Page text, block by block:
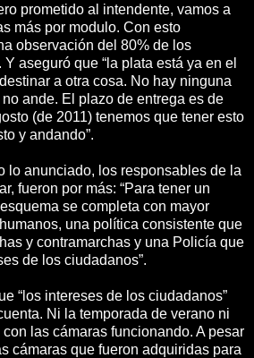
prometido al intendente, vamos a
más por modulo. Con esto
observación del 80% de los
aseguró que “la plata está ya en el
a otra cosa. No hay ninguna
ande. El plazo de entrega es de
(de 2011) tenemos que tener esto
y andando”.
lo anunciado, los responsables de la
fueron por más: “Para tener un
se completa con mayor
una política consistente que
y contramarchas y una Policía que
de los ciudadanos”.
“los intereses de los ciudadanos”
Ni la temporada de verano ni
las cámaras funcionando. A pesar
cámaras que fueron adquiridas para